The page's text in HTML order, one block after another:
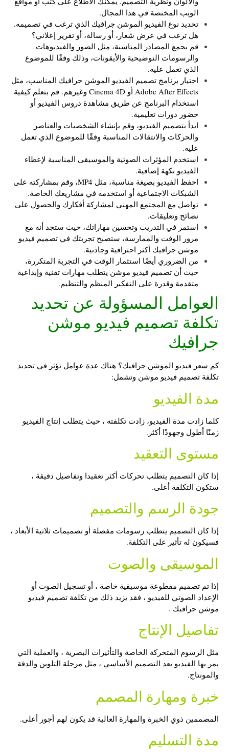
الويب المختصة في هذا المجال.
تحديد نوع الفيديو الموشن جرافيك الذي ترغب في تصميمه.
هل ترغب في عرض شعار، أو رسالة، أو تقرير إعلاني؟
قم بجمع المصادر المناسبة، مثل الصور والفيديوهات
والرسومات التوضيحية والأيقونات، وذلك وفقًا للموضوع
الذي تعمل عليه.
اختيار برنامج تصميم الفيديو الموشن جرافيك المناسب، مثل
Adobe After Effects أو Cinema 4D وغيرهم. قم بتعلم كيفية
استخدام البرنامج عن طريق مشاهدة دروس الفيديو أو
حضور دورات تعليمية.
ابدأ بتصميم الفيديو، وقم بإنشاء الشخصيات والعناصر
والحركات والانتقالات المناسبة وفقًا للموضوع الذي تعمل
عليه.
استخدم المؤثرات الصوتية والموسيقى المناسبة لإعطاء
الفيديو نكهة إضافية.
احفظ الفيديو بصيغة مناسبة، مثل MP4، وقم بمشاركته على
الشبكات الاجتماعية أو استخدمه في مشاريعك الخاصة.
تواصل مع المجتمع المهني لمشاركة أفكارك والحصول على
نصائح وتعليقات.
استمر في التدريب وتحسين مهاراتك، حيث ستجد أنه مع
مرور الوقت والممارسة، ستصبح تجربتك في تصميم فيديو
موشن جرافيك أكثر احترافية وجاذبية.
من الضروري أيضًا استثمار الوقت في التجربة المتكررة،
حيث أن تصميم فيديو موشن يتطلب مهارات تقنية وإبداعية
متقدمة وقدرة على التفكير المنظم والتنظيم.
العوامل المسؤولة عن تحديد
تكلفة تصميم فيديو موشن
جرافيك
كم سعر فيديو الموشن جرافيك؟ هناك عدة عوامل تؤثر في تحديد
تكلفة تصميم فيديو موشن وتشمل:
مدة الفيديو
كلما زادت مدة الفيديو، زادت تكلفته ، حيث يتطلب إنتاج الفيديو
زمنًا أطول وجهودًا أكثر.
مستوى التعقيد
إذا كان التصميم يتطلب تحركات أكثر تعقيدا وتفاصيل دقيقة ،
ستكون التكلفة أعلى.
جودة الرسم والتصميم
إذا كان التصميم يتطلب رسومات مفصلة أو تصميمات ثلاثية الأبعاد ،
فسيكون له تأثير على التكلفة.
الموسيقى والصوت
إذا تم تصميم مقطوعة موسيقية خاصة ، أو تسجيل الصوت أو
الإعداد الصوتي للفيديو ، فقد يزيد ذلك من تكلفة تصميم فيديو
موشن جرافيك .
تفاصيل الإنتاج
مثل الرسوم المتحركة الخاصة والتأثيرات البصرية ، والعملية التي
يمر بها الفيديو بعد التصميم الأساسي ، مثل مرحلة التلوين والدقة
والمونتاج.
خبرة ومهارة المصمم
المصممين ذوي الخبرة والمهارة العالية قد يكون لهم أجور أعلى.
مدة التسليم